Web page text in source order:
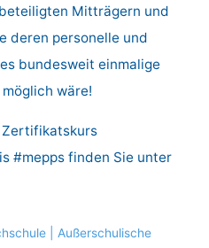
Mitträgern und
deren personelle und
bundesweit einmalige
wäre!
Zertifikatskurs
#mepps finden Sie unter
Außerschulische